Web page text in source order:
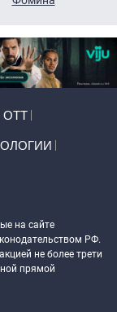
ОТТ
на сайте
РФ.
не более трети
прямой